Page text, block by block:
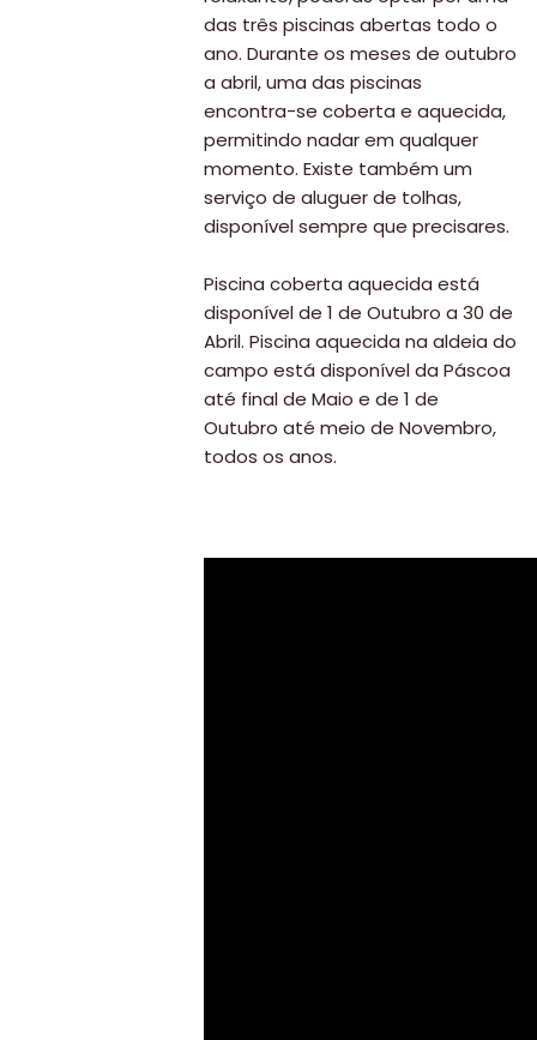
das três piscinas abertas todo o
ano. Durante os meses de outubro
a abril, uma das piscinas
encontra-se coberta e aquecida,
permitindo nadar em qualquer
momento. Existe também um
serviço de aluguer de tolhas,
disponível sempre que precisares.
Piscina coberta aquecida está
disponível de 1 de Outubro a 30 de
Abril. Piscina aquecida na aldeia do
campo está disponível da Páscoa
até final de Maio e de 1 de
Outubro até meio de Novembro,
todos os anos.